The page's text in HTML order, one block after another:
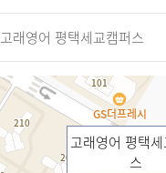
고래영어 평택세교캠퍼스
고래영어 평택세
스